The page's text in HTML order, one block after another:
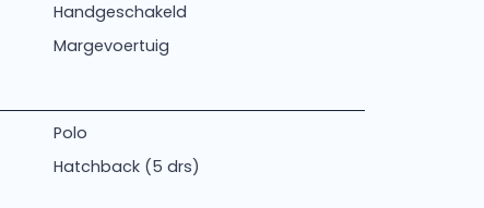
Handgeschakeld
Margevoertuig
Polo
Hatchback (5 drs)